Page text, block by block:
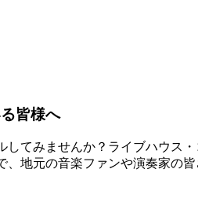
皆様へ
してみませんか？ライブハウス
地元の音楽ファンや演奏家の